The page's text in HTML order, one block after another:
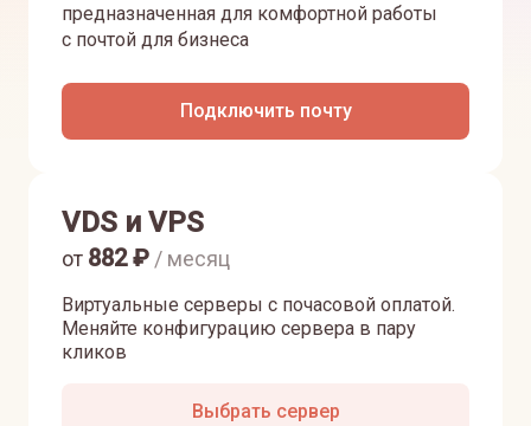
предназначенная для комфортной работы
с почтой для бизнеса
Подключить почту
VDS и VPS
Виртуальные серверы с почасовой оплатой.
Меняйте конфигурацию сервера в пару
кликов
от 882₽ / месяц
Выбрать сервер